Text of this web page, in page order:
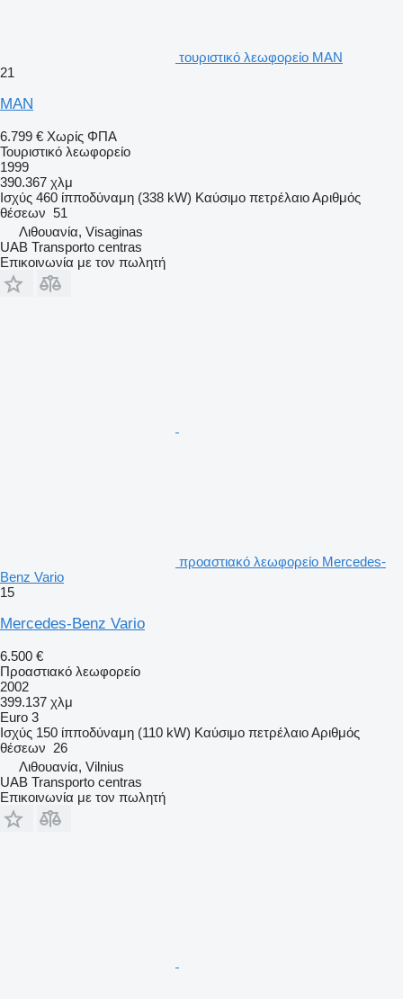
τουριστικό λεωφορείο MAN
21
MAN
6.799 € Χωρίς ΦΠΑ
Τουριστικό λεωφορείο
1999
390.367 χλμ
Ισχύς 460 ίπποδύναμη (338 kW) Καύσιμο πετρέλαιοΑριθμός
θέσεων 51
Λιθουανία, Visaginas
UAB Transporto centras
Επικοινωνία με τον πωλητή
προαστιακό λεωφορείο Mercedes-
Benz Vario
15
Mercedes-Benz Vario
6.500 €
Προαστιακό λεωφορείο
2002
399.137 χλμ
Euro 3
Ισχύς 150 ίπποδύναμη (110 kW) Καύσιμο πετρέλαιοΑριθμός
θέσεων 26
Λιθουανία, Vilnius
UAB Transporto centras
Επικοινωνία με τον πωλητή